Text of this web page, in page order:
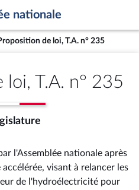
nationale
de loi, T.A. n° 235
loi, T.A. n° 235
l'Assemblée nationale après
visant à relancer les
de l'hydroélectricité pour